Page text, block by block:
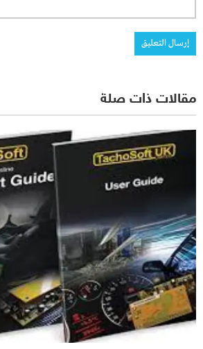
مقالات ذات صلة